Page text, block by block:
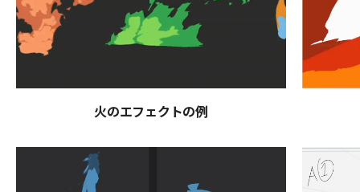
火のエフェクトの例